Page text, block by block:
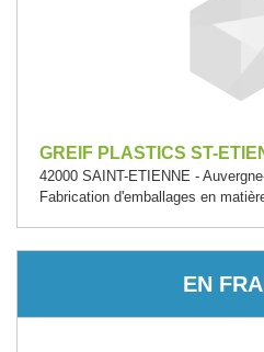
GREIF PLASTICS ST-
42000 SAINT-ETIENNE -
Fabrication d'emballages en
EN